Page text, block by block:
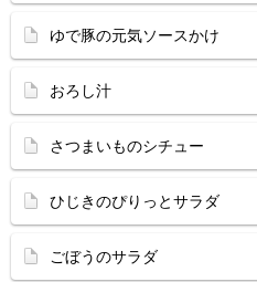
ゆで豚の元気ソースかけ
おろし汁
さつまいものシチュー
ひじきのぴりっとサラダ
ごぼうのサラダ